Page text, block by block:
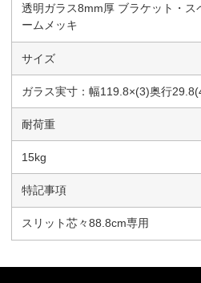
透明ガラス8mm厚 ブラケット・ス
ームメッキ
サイズ
ガラス実寸：幅119.8×(3)奥行
耐荷重
15kg
特記事項
スリット芯々88.8cm専用